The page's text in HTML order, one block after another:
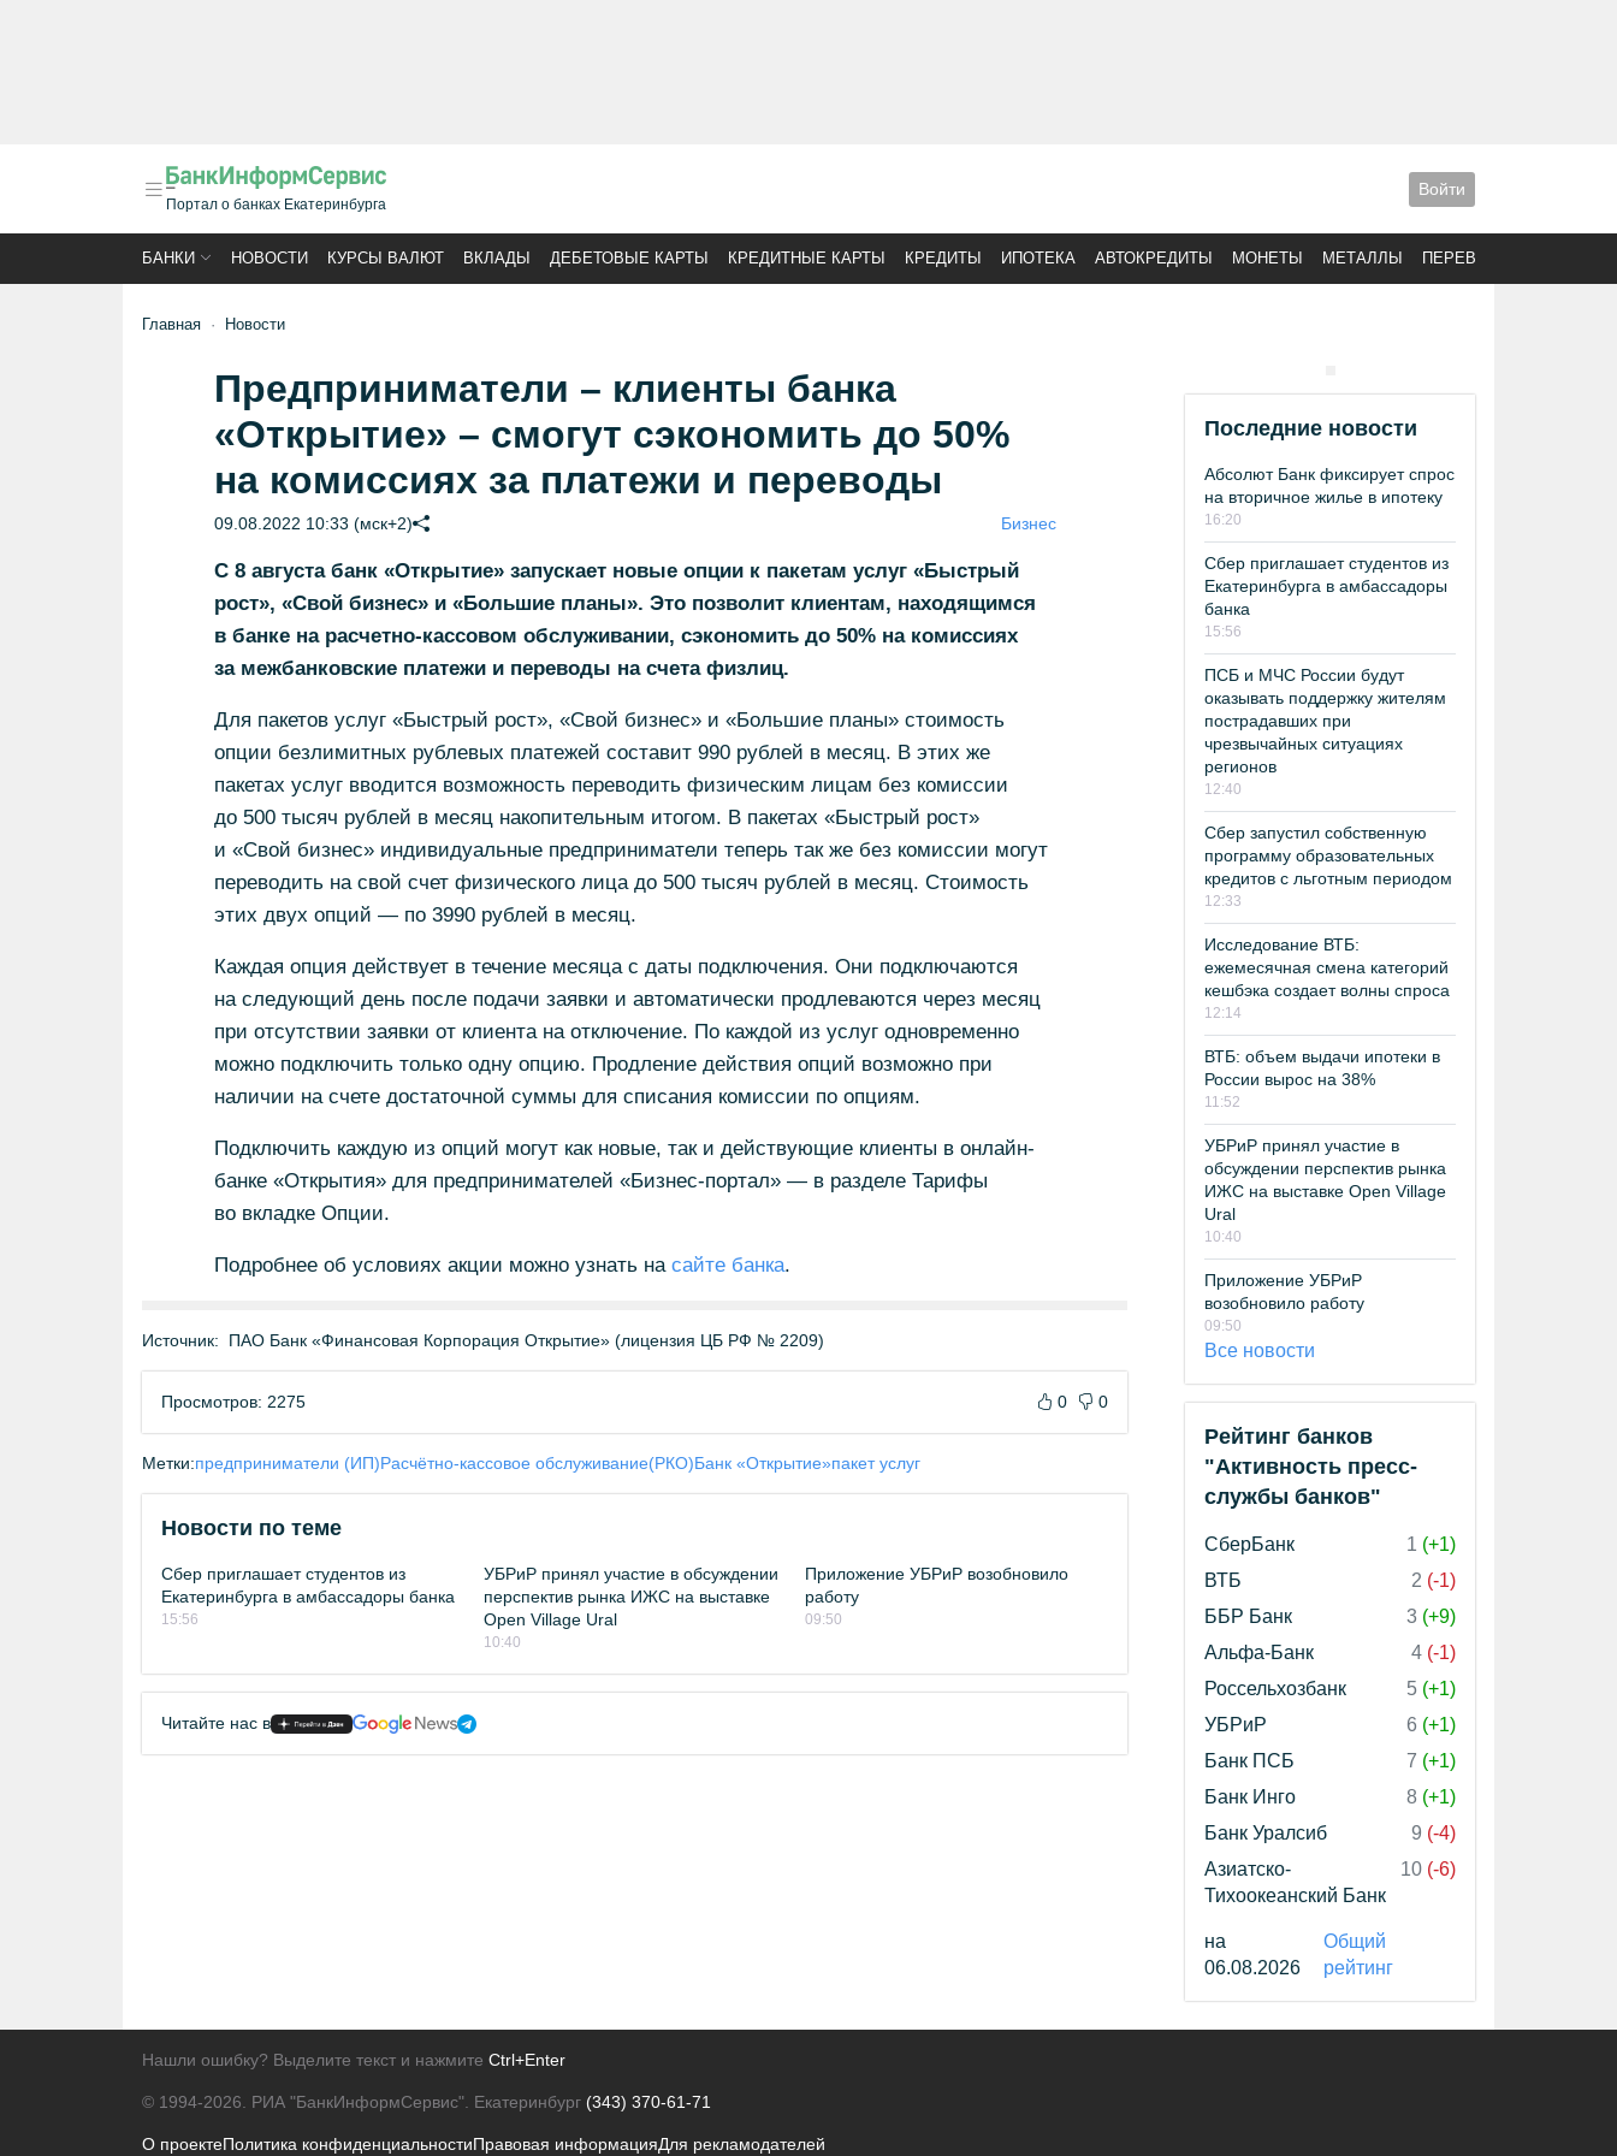
Портал о банках Екатеринбурга
Войти
БАНКИ НОВОСТИ КУРСЫ ВАЛЮТ ВКЛАДЫ ДЕБЕТОВЫЕ КАРТЫ КРЕДИТНЫЕ КАРТЫ КРЕДИТЫ ИПОТЕКА АВТОКРЕДИТЫ МОНЕТЫ МЕТАЛЛЫ ПЕРЕВОДЫ
Главная Новости
Предприниматели – клиенты банка
«Открытие» – смогут сэкономить до 50%
на комиссиях за платежи и переводы
09.08.2022 10:33 (мск+2) Бизнес
С 8 августа банк «Открытие» запускает новые опции к пакетам услуг «Быстрый
рост», «Свой бизнес» и «Большие планы». Это позволит клиентам, находящимся
в банке на расчетно-кассовом обслуживании, сэкономить до 50% на комиссиях
за межбанковские платежи и переводы на счета физлиц.
Для пакетов услуг «Быстрый рост», «Свой бизнес» и «Большие планы» стоимость
опции безлимитных рублевых платежей составит 990 рублей в месяц. В этих же
пакетах услуг вводится возможность переводить физическим лицам без комиссии
до 500 тысяч рублей в месяц накопительным итогом. В пакетах «Быстрый рост»
и «Свой бизнес» индивидуальные предприниматели теперь так же без комиссии могут
переводить на свой счет физического лица до 500 тысяч рублей в месяц. Стоимость
этих двух опций — по 3990 рублей в месяц.
Каждая опция действует в течение месяца с даты подключения. Они подключаются
на следующий день после подачи заявки и автоматически продлеваются через месяц
при отсутствии заявки от клиента на отключение. По каждой из услуг одновременно
можно подключить только одну опцию. Продление действия опций возможно при
наличии на счете достаточной суммы для списания комиссии по опциям.
Подключить каждую из опций могут как новые, так и действующие клиенты в онлайн-
банке «Открытия» для предпринимателей «Бизнес-портал» — в разделе Тарифы
во вкладке Опции.
Подробнее об условиях акции можно узнать на сайте банка.
Источник: ПАО Банк «Финансовая Корпорация Открытие» (лицензия ЦБ РФ № 2209)
Просмотров: 2275 0 0
Метки:предприниматели (ИП)Расчётно-кассовое обслуживание(РКО)Банк «Открытие»пакет услуг
Новости по теме
Сбер приглашает студентов из
Екатеринбурга в амбассадоры банка
15:56
УБРиР принял участие в обсуждении
перспектив рынка ИЖС на выставке
Open Village Ural
10:40
Приложение УБРиР возобновило
работу
09:50
Читайте нас в
Последние новости
Абсолют Банк фиксирует спрос
на вторичное жилье в ипотеку
16:20
Сбер приглашает студентов из
Екатеринбурга в амбассадоры
банка
15:56
ПСБ и МЧС России будут
оказывать поддержку жителям
пострадавших при
чрезвычайных ситуациях
регионов
12:40
Сбер запустил собственную
программу образовательных
кредитов с льготным периодом
12:33
Исследование ВТБ:
ежемесячная смена категорий
кешбэка создает волны спроса
12:14
ВТБ: объем выдачи ипотеки в
России вырос на 38%
11:52
УБРиР принял участие в
обсуждении перспектив рынка
ИЖС на выставке Open Village
Ural
10:40
Приложение УБРиР
возобновило работу
09:50
Все новости
Рейтинг банков
"Активность пресс-
службы банков"
СберБанк 1 (+1)
ВТБ
2 (-1)
ББР Банк
3 (+9)
Альфа-Банк
4 (-1)
Россельхозбанк
5 (+1)
УБРиР
6 (+1)
Банк ПСБ
7 (+1)
Банк Инго
8 (+1)
Банк Уралсиб
9 (-4)
Азиатско-
Тихоокеанский Банк
10 (-6)
на
06.08.2026
Общий
рейтинг
Нашли ошибку? Выделите текст и нажмите Ctrl+Enter
© 1994-2026. РИА "БанкИнформСервис". Екатеринбург (343) 370-61-71
О проектеПолитика конфиденциальностиПравовая информацияДля рекламодателей